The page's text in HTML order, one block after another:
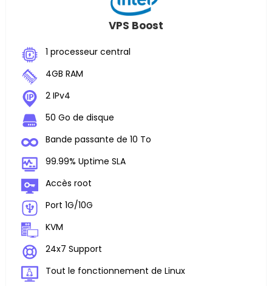
VPS Boost
1 processeur central
4GB RAM
2 IPv4
50 Go de disque
Bande passante de 10 To
99.99% Uptime SLA
Accès root
Port 1G/10G
KVM
24x7 Support
Tout le fonctionnement de Linux